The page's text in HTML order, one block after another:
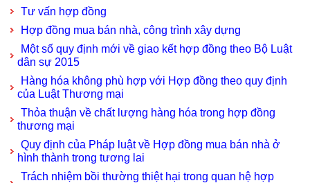
Tư vấn hợp đồng
Hợp đồng mua bán nhà, công trình xây dựng
Một số quy định mới về giao kết hợp đồng theo Bộ Luật
dân sự 2015
Hàng hóa không phù hợp với Hợp đồng theo quy định
của Luật Thương mại
Thỏa thuận về chất lượng hàng hóa trong hợp đồng
thương mại
Quy định của Pháp luật về Hợp đồng mua bán nhà ở
hình thành trong tương lai
Trách nhiệm bồi thường thiệt hại trong quan hệ hợp